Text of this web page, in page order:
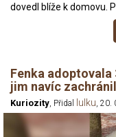
dovedl blíže k domovu.
Fenka
jim navíc
Kuriozity, Přidal lulku, 20.